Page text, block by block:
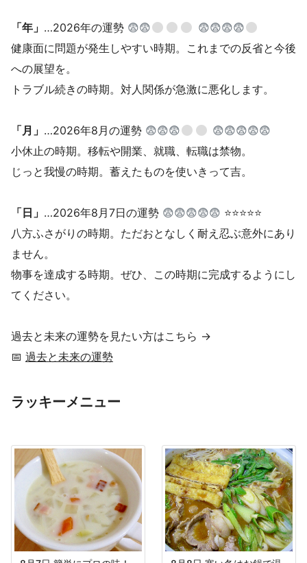
「年」 …2026年の運勢 😨😨
😨😨😨😨
健康面に問題が発生しやすい時期。これまでの反省と今後
への展望を。
トラブル続きの時期。対人関係が急激に悪化します。
「月」 …2026年8月の運勢 😨😨😨
😨😨😨😨😨
小休止の時期。移転や開業、就職、転職は禁物。
じっと我慢の時期。蓄えたものを使いきって吉。
「日」 …2026年8月7日の運勢 😨😨😨😨😨 ⭐⭐⭐⭐⭐
八方ふさがりの時期。ただおとなしく耐え忍ぶ意外にあり
ません。
物事を達成する時期。ぜひ、この時期に完成するようにし
てください。
過去と未来の運勢を見たい方はこちら →
📅 過去と未来の運勢
ラッキーメニュー